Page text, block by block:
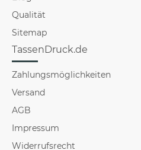
Qualität
Sitemap
TassenDruck.de
Zahlungsmöglichkeiten
Versand
AGB
Impressum
Widerrufsrecht